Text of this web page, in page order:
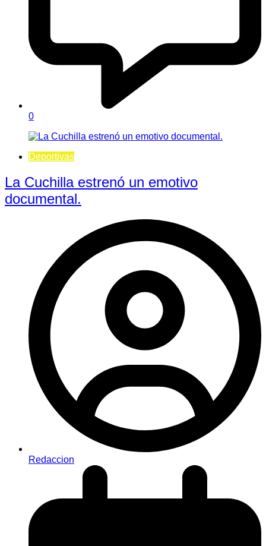
0
Deportivas
La Cuchilla estrenó un emotivo
documental.
Redaccion